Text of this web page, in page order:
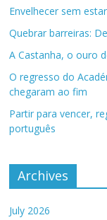
Envelhecer sem
Quebrar barreiras:
A Castanha, o ouro
O regresso do
chegaram ao fim
Partir para vencer,
português
Archives
July 2026